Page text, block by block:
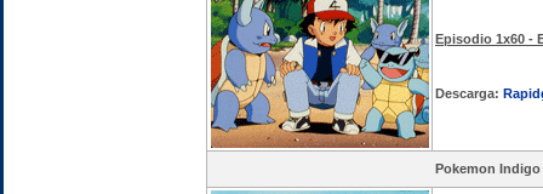
Episodio 1x60 -
Descarga:
Pokemon Indigo